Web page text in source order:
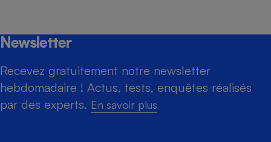
Newsletter
Recevez gratuitement notre newsletter
hebdomadaire ! Actus, tests, enquêtes réalisés
par des experts. En savoir plus